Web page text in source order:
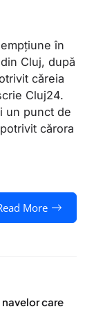
în
Cluj, după
căreia
Cluj24.
un punct de
cărora
More
care